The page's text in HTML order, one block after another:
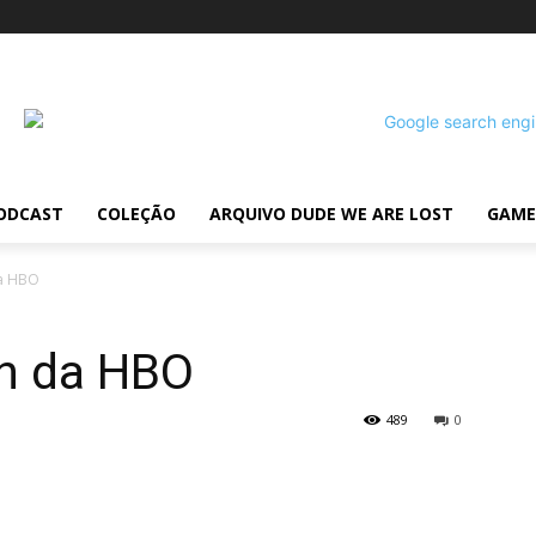
COLEÇÃO ARQUIVO DUDE WE ARE LOST
HBO
da HBO
0
489